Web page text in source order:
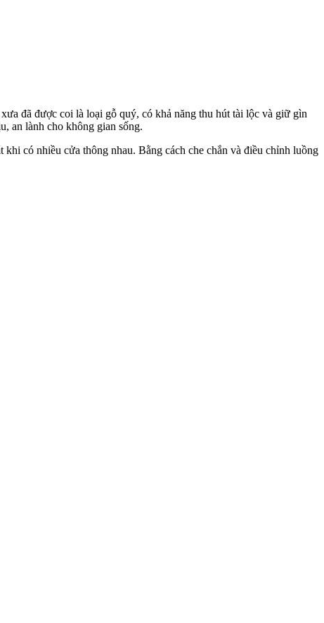
đã được coi là loại gỗ quý, có khả năng thu hút tài lộc và giữ gìn
an lành cho không gian sống.
có nhiều cửa thông nhau. Bằng cách che chắn và điều chỉnh luồng